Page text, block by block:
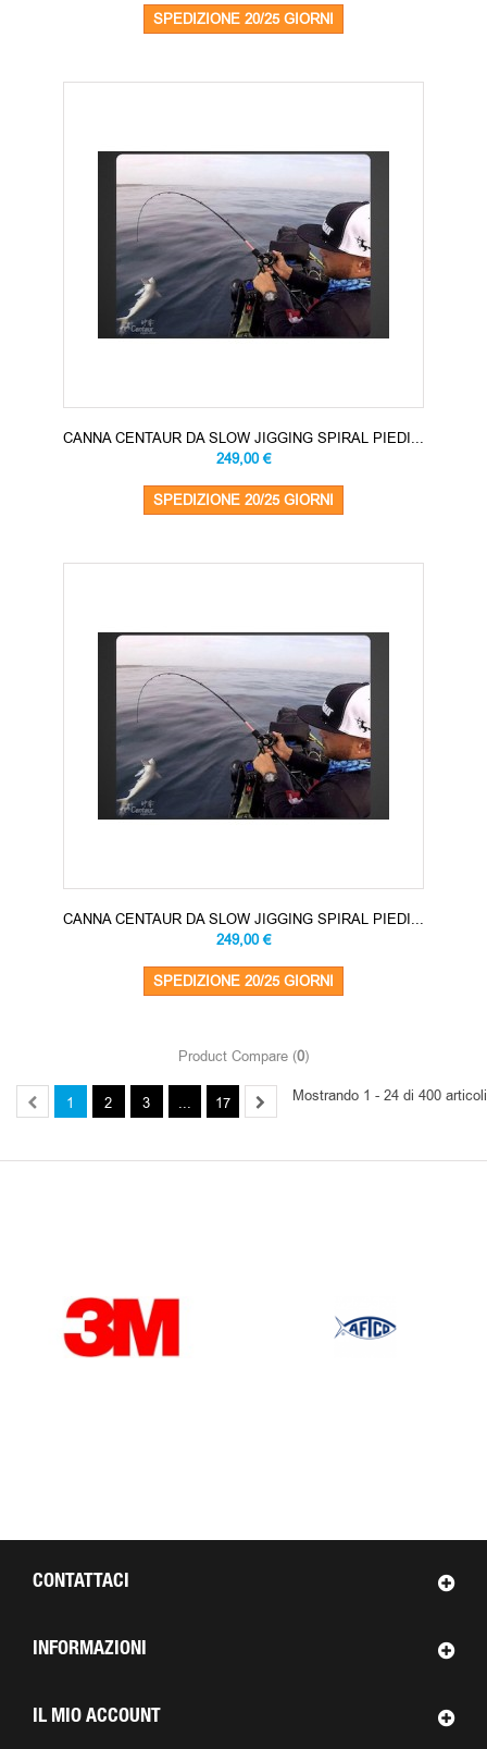
SPEDIZIONE 20/25 GIORNI
CANNA CENTAUR DA SLOW JIGGING SPIRAL PIEDI...
249,00 €
SPEDIZIONE 20/25 GIORNI
CANNA CENTAUR DA SLOW JIGGING SPIRAL PIEDI...
249,00 €
SPEDIZIONE 20/25 GIORNI
Product Compare (0)
1 2 3 ... 17 Mostrando 1 - 24 di 400 articoli
CONTATTACI
INFORMAZIONI
IL MIO ACCOUNT